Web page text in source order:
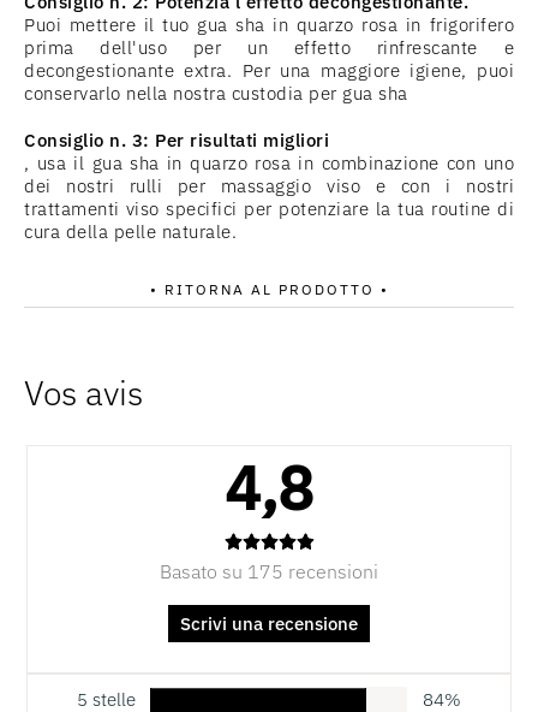
Puoi mettere il tuo gua sha in quarzo rosa in frigorifero
prima dell'uso per un effetto rinfrescante e
decongestionante extra. Per una maggiore igiene, puoi
conservarlo nella nostra custodia per gua sha
Consiglio n. 3: Per risultati migliori
, usa il gua sha in quarzo rosa in combinazione con uno
dei nostri rulli per massaggio viso e con i nostri
trattamenti viso specifici per potenziare la tua routine di
cura della pelle naturale.
• RITORNA AL PRODOTTO •
4,8
Basato su 175 recensioni
Scrivi una recensione
5 stelle
84%